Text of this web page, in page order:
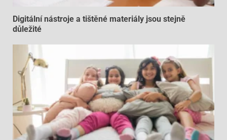
Digitální nástroje a tištěné materiály jsou stejně
důležité